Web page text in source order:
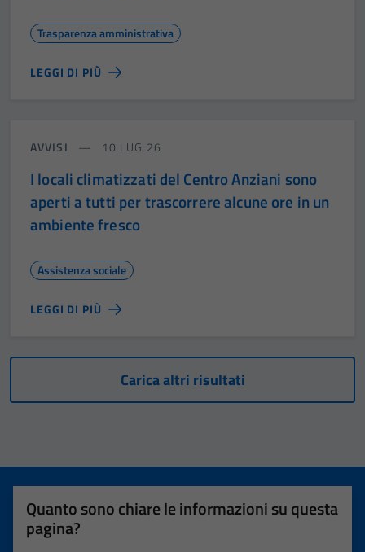
Trasparenza amministrativa
LEGGI DI PIÙ
AVVISI 10 LUG 26
I locali climatizzati del Centro Anziani sono
aperti a tutti per trascorrere alcune ore in un
ambiente fresco
Assistenza sociale
LEGGI DI PIÙ
Carica altri risultati
Quanto sono chiare le informazioni su questa
pagina?